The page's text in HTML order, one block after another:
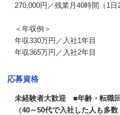
270,000円／残業月40時間（1
＜年収例＞
年収330万円／入社1年目
年収365万円／入社2年目
応募資格
未経験者大歓迎 ■年齢・転職
（40～50代で入社した人も多